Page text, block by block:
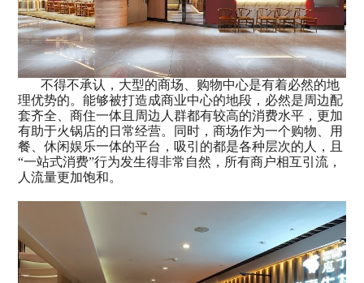
不得不承认，大型的商场、购物中心是有着必然的地
理优势的。能够被打造成商业中心的地段，必然是周边配
套齐全、商住一体且周边人群都有较高的消费水平，更加
有助于火锅店的日常经营。同时，商场作为一个购物、用
餐、休闲娱乐一体的平台，吸引的都是各种层次的人，且
“一站式消费”行为发生得非常自然，所有商户相互引流，
人流量更加饱和。